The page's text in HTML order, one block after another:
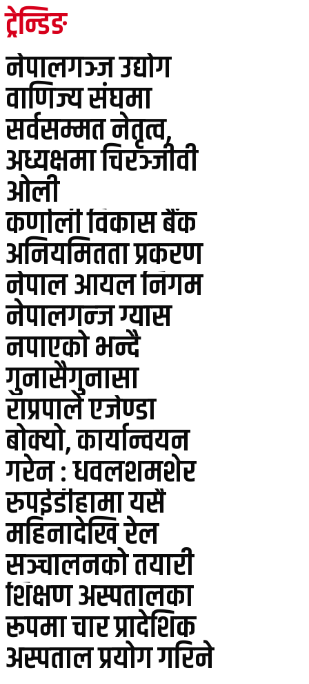
ट्रेन्डिङ
नेपालगञ्ज उद्योग
वाणिज्य संघमा
सर्वसम्मत नेतृत्व,
अध्यक्षमा चिरञ्जीवी
ओली
कर्णाली विकास बैंक
अनियमितता प्रकरण
नेपाल आयल निगम
नेपालगन्ज ग्यास
नपाएको भन्दै
गुनासैगुनासा
राप्रपाले एजेण्डा
बोक्यो, कार्यान्वयन
गरेन : धवलशमशेर
रुपईडीहामा यसै
महिनादेखि रेल
सञ्चालनको तयारी
शिक्षण अस्पतालका
रूपमा चार प्रादेशिक
अस्पताल प्रयोग गरिने